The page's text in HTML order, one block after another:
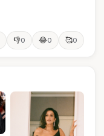
👎0 😂0 🥰0